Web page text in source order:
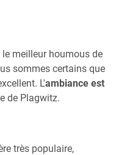
meilleur houmous de
sommes certains que
L'ambiance est
de Plagwitz.
très populaire,